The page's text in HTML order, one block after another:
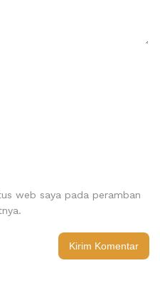
web saya pada peramban